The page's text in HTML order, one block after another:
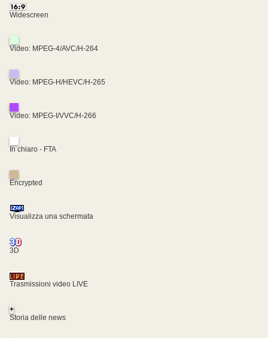
Widescreen
Video: MPEG-4/AVC/H-264
Video: MPEG-H/HEVC/H-265
Video: MPEG-I/VVC/H-266
In chiaro - FTA
Encrypted
Visualizza una schermata
3D
Trasmissioni video LIVE
+
Storia delle news